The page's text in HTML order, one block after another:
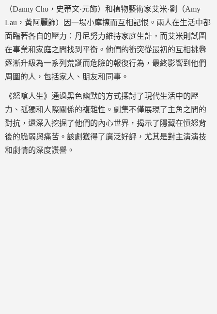
（Danny Cho，史蒂文·元飾）和植物藝術家艾米·劉（Amy
Lau，黃阿麗飾）因一場小摩擦而互相記恨。兩人在生活中都
面臨著各自的壓力：丹尼努力維持家庭生計，而艾米則試圖
在事業和家庭之間找到平衡。他們的衝突從最初的互相挑釁
逐漸升級為一系列荒誕而危險的報復行為，最終影響到他們
周圍的人，包括家人、朋友和同事。
《怒嗆人生》通過黑色幽默的方式探討了現代生活中的壓
力、孤獨和人際關係的複雜性。劇集不僅展現了主角之間的
對抗，還深入挖掘了他們的內心世界，揭示了隱藏在憤怒背
後的脆弱與痛苦。該劇獲得了廣泛好評，尤其是對主演演技
和劇情的深度讚譽。